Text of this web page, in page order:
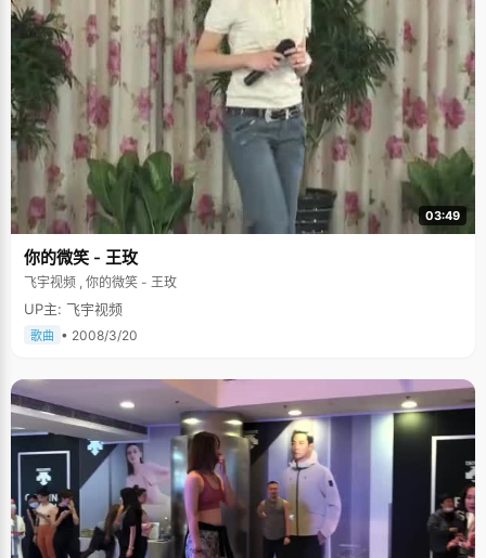
03:49
你的微笑 - 王玫
飞宇视频 , 你的微笑 - 王玫
UP主: 飞宇视频
歌曲 • 2008/3/20